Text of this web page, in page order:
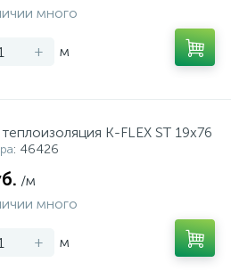
много
+ м
K-FLEX ST 19x76
: 46426
/м
много
+ м